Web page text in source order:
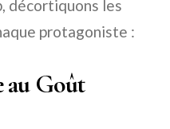
décortiquons les
protagoniste :
au Goût